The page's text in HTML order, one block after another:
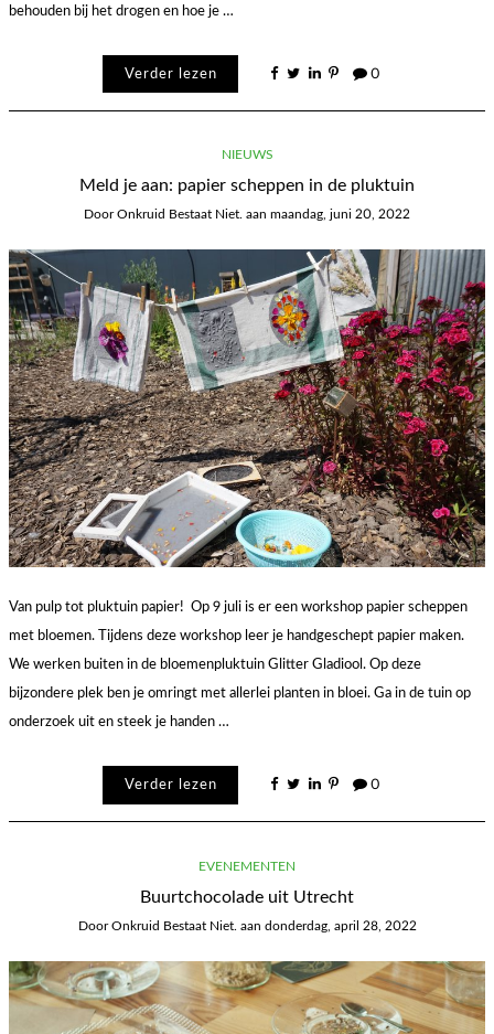
behouden bij het drogen en hoe je …
Verder lezen 0
NIEUWS
Meld je aan: papier scheppen in de pluktuin
DoorOnkruid Bestaat Niet. aan maandag, juni 20, 2022
Van pulp tot pluktuin papier! Op 9 juli is er een workshop papier scheppen
met bloemen. Tijdens deze workshop leer je handgeschept papier maken.
We werken buiten in de bloemenpluktuin Glitter Gladiool. Op deze
bijzondere plek ben je omringt met allerlei planten in bloei. Ga in de tuin op
onderzoek uit en steek je handen …
Verder lezen 0
EVENEMENTEN
Buurtchocolade uit Utrecht
DoorOnkruid Bestaat Niet. aan donderdag, april 28, 2022